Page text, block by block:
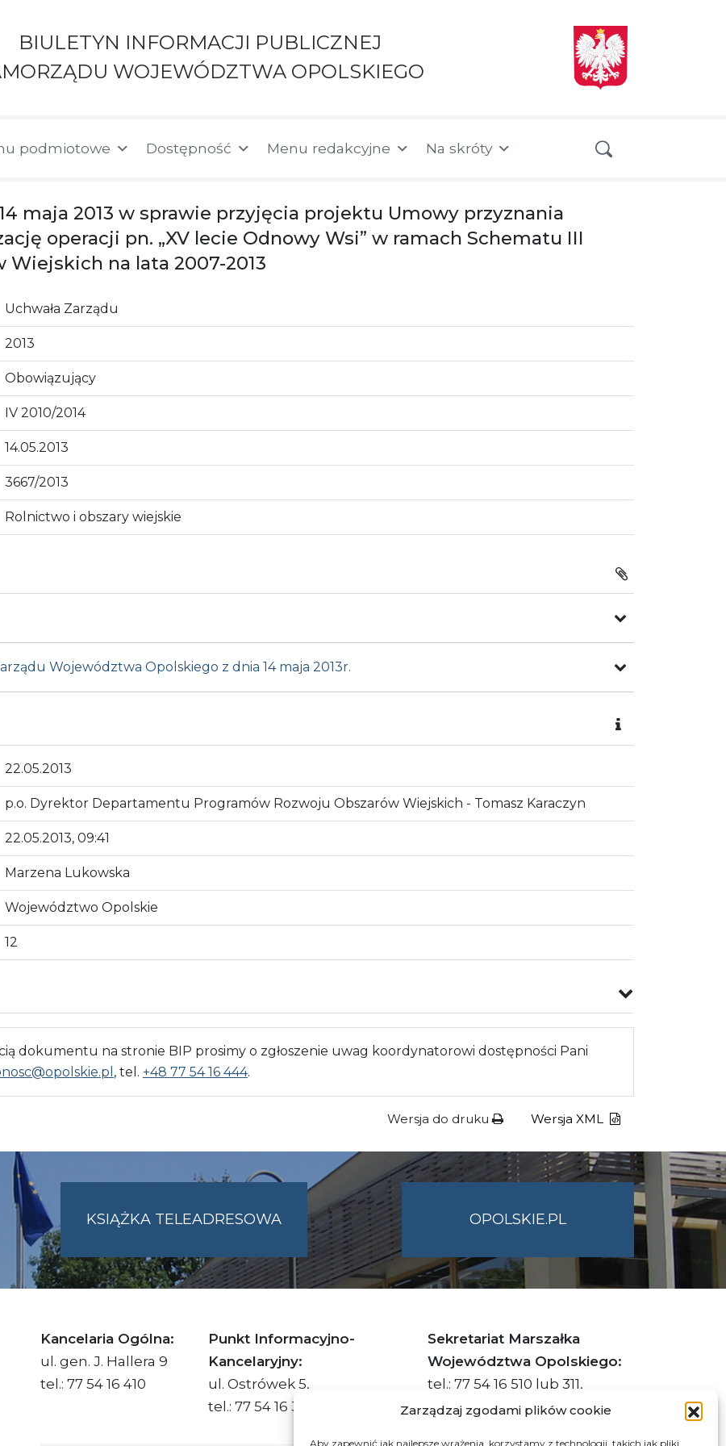
Zarządzaj zgodami plików cookie
Aby zapewnić jak najlepsze wrażenia, korzystamy z technologii, takich jak pliki
BIULETYN INFORMACJI PUBLICZNEJ
WOJEWÓDZTWA OPOLSKIEGO
podmiotowe Dostępność Menu redakcyjne Na skróty
maja 2013 w sprawie przyjęcia projektu Umowy przyznania
operacji pn. „XV lecie Odnowy Wsi” w ramach Schematu III
Wiejskich na lata 2007-2013
Uchwała Zarządu
2013
Obowiązujący
IV 2010/2014
14.05.2013
3667/2013
Rolnictwo i obszary wiejskie
Województwa Opolskiego z dnia 14 maja 2013r.
22.05.2013
p.o. Dyrektor Departamentu Programów Rozwoju Obszarów Wiejskich - Tomasz Karaczyn
22.05.2013, 09:41
Marzena Lukowska
Województwo Opolskie
12
dokumentu na stronie BIP prosimy o zgłoszenie uwag koordynatorowi dostępności Pani
, tel. +48 77 54 16 444.
Wersja do druku Wersja XML
KSIĄŻKA TELEADRESOWA OPOLSKIE.PL
Kancelaria Ogólna:
ul. gen. J. Hallera 9
tel.: 77 54 16 410
Punkt Informacyjno-
Kancelaryjny:
ul. Ostrówek 5,
tel.: 77 54 16 332
Sekretariat Marszałka
Województwa Opolskiego:
tel.: 77 54 16 510 lub 311,
faks: 77 54 16 512